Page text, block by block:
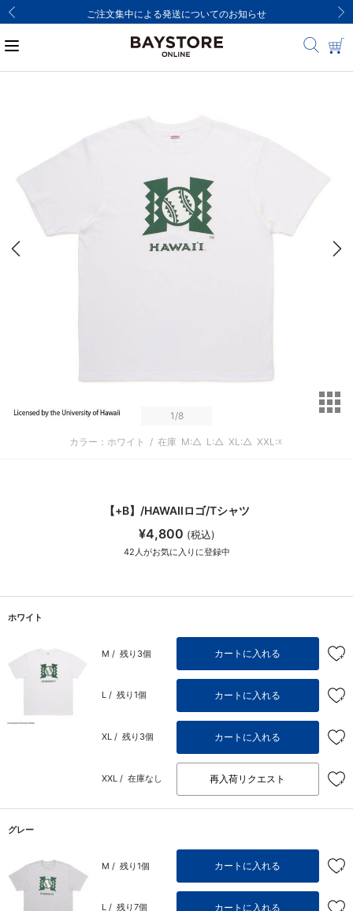
ご注文集中による発送についてのお知らせ
1/8
カラー：ホワイト / 在庫 M:△ L:△ XL:△ XXL:☓
【+B】/HAWAIIロゴ/Tシャツ
¥4,800 (税込)
42 人がお気に入りに登録中
ホワイト
M / 残り3個 カートに入れる
L / 残り1個 カートに入れる
XL / 残り3個 カートに入れる
XXL / 在庫なし 再入荷リクエスト
グレー
M / 残り1個 カートに入れる
L / 残り7個 カートに入れる